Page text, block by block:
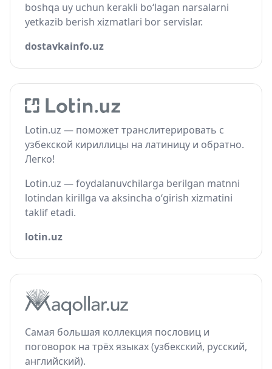
boshqa uy uchun kerakli bo‘lagan narsalarni
yetkazib berish xizmatlari bor servislar.
dostavkainfo.uz
Lotin.uz — поможет транслитерировать с
узбекской кириллицы на латиницу и обратно.
Легко!
Lotin.uz — foydalanuvchilarga berilgan matnni
lotindan kirillga va aksincha o‘girish xizmatini
taklif etadi.
lotin.uz
Самая большая коллекция пословиц и
поговорок на трёх языках (узбекский, русский,
английский).